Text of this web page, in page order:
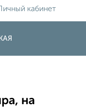
кабинет
на